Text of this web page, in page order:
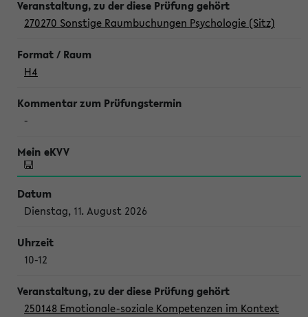
270270 Sonstige Raumbuchungen Psychologie (Sitz)
H4
-
Dienstag, 11. August 2026
10-12
250148 Emotionale-soziale Kompetenzen im Kontext